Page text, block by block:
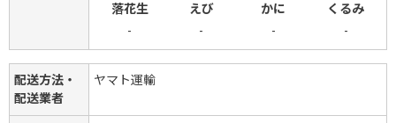
落花生 えび かに
くるみ
-
- - -
配送方法・
配送業者
ヤマト運輸